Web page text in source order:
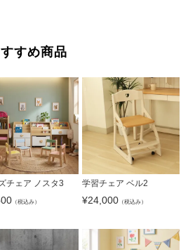
すめ商品
チェア ノスタ3
（税込み）
学習チェア ベル2
¥24,000（税込み）